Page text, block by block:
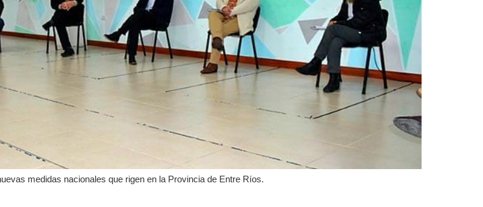
medidas nacionales que rigen en la Provincia de Entre Ríos.